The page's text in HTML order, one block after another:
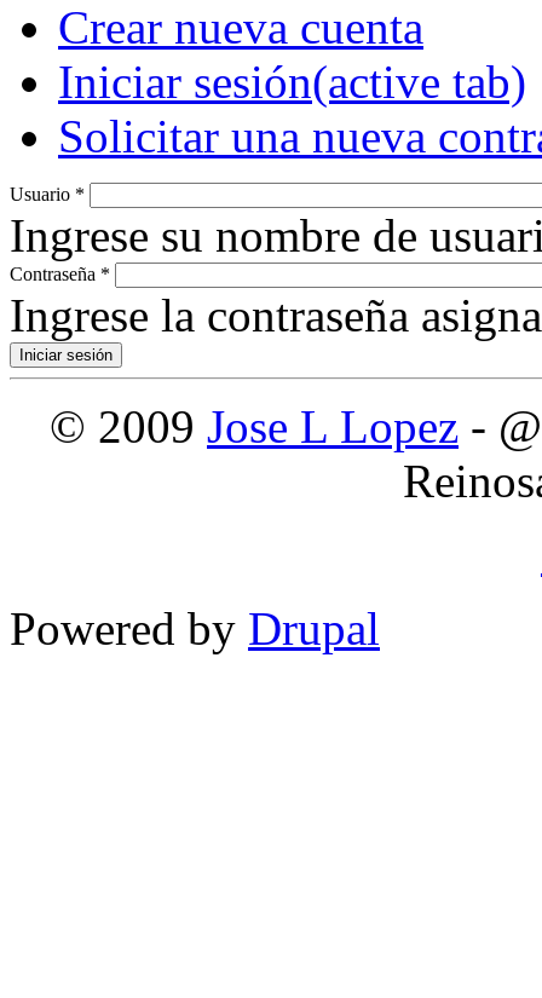
Crear nueva cuenta
Iniciar sesión(active tab)
Solicitar una nueva
Usuario *
Ingrese su nombre de
Contraseña *
Ingrese la contraseña
© 2009 Jose L Lopez -
Powered by Drupal